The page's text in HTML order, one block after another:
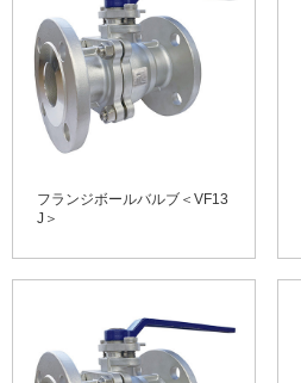
フランジボールバルブ＜VF13
J＞